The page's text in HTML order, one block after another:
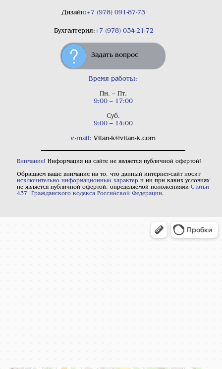
Дизайн:+7 (978) 091-87-73
Бухгалтерия:+7 (978) 034-21-72
Задать вопрос
Время работы:
Пн. – Пт.
9:00 – 17:00
Суб.
9:00 – 14:00
e-mail: Vitan-k@vitan-k.com
Внимание! Информация на сайте не является публичной офертой!
Обращаем ваше внимание на то, что данный интернет-сайт носит
исключительно информационный характери ни при каких условиях
не является публичной офертой, определяемой положениями Статьи
437 Гражданского кодекса Российской Федерации.